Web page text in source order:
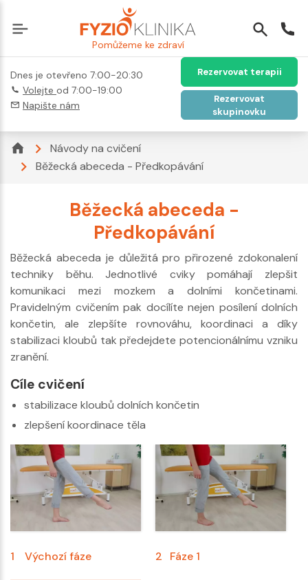
Pomůžeme ke zdraví
Dnes je otevřeno 7:00-20:30
Volejte od 7:00-19:00
Napište nám
Rezervovat terapii
Rezervovat
skupinovku
Návody na cvičení
Běžecká abeceda - Předkopávání
Běžecká abeceda -
Předkopávání
Běžecká abeceda je důležitá pro přirozené zdokonalení
techniky běhu. Jednotlivé cviky pomáhají zlepšit
komunikaci mezi mozkem a dolními končetinami.
Pravidelným cvičením pak docílíte nejen posílení dolních
končetin, ale zlepšíte rovnováhu, koordinaci a díky
stabilizaci kloubů tak předejdete potencionálnímu vzniku
zranění.
Cíle cvičení
stabilizace kloubů dolních končetin
zlepšení koordinace těla
1 Výchozí fáze 2 Fáze 1